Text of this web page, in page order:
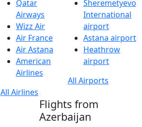
Qatar
Airways
Wizz Air
Air France
Air Astana
American
Airlines
All Airlines
Sheremetyevo
International
airport
Astana airport
Heathrow
airport
All Airports
Flights from
Azerbaijan